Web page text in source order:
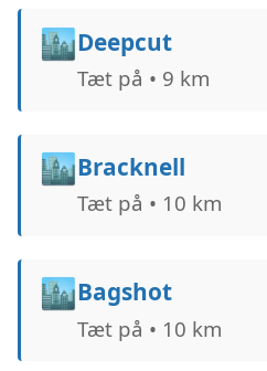
🏙️Deepcut
Tæt på • 9 km
🏙️Bracknell
Tæt på • 10 km
🏙️Bagshot
Tæt på • 10 km